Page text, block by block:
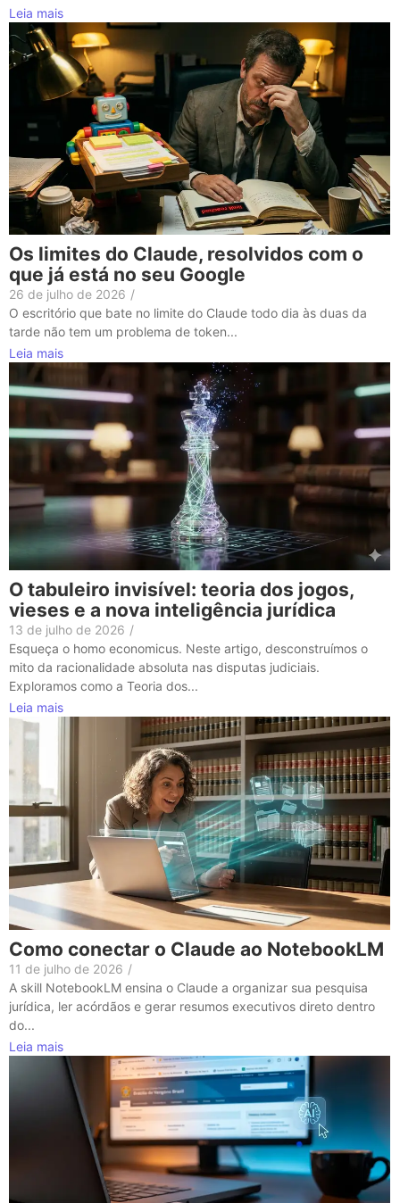
Leia mais
Os limites do Claude, resolvidos com o
que já está no seu Google
26 de julho de 2026 /
O escritório que bate no limite do Claude todo dia às duas da
tarde não tem um problema de token...
Leia mais
O tabuleiro invisível: teoria dos jogos,
vieses e a nova inteligência jurídica
13 de julho de 2026 /
Esqueça o homo economicus. Neste artigo, desconstruímos o
mito da racionalidade absoluta nas disputas judiciais.
Exploramos como a Teoria dos...
Leia mais
Como conectar o Claude ao NotebookLM
11 de julho de 2026 /
A skill NotebookLM ensina o Claude a organizar sua pesquisa
jurídica, ler acórdãos e gerar resumos executivos direto dentro
do...
Leia mais